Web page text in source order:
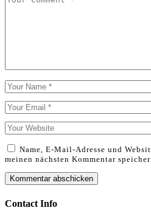
Name, E-Mail-Adresse und
meinen nächsten Kommentar
Contact Info